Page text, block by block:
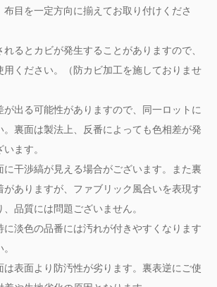
目を一定方向に揃えてお取り付けくださ
るとカビが発生することがありますので、
用ください。（防カビ加工を施しておりませ
が出る可能性がありますので、同一ロットに
。裏面は製法上、反番によっても色相差が発
ます。
に干渉縞が見える場合がございます。また裏
がありますが、ファブリック風合いを表現す
品質には問題ございません。
に淡色の品番には汚れが付きやすくなります
は表面より防汚性が劣ります。裏表逆にご使